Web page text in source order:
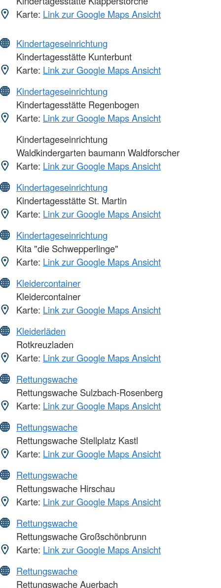
Karte: Link zur Google Maps Ansicht
Kindertageseinrichtung
Kindertagesstätte Kunterbunt
Karte: Link zur Google Maps Ansicht
Kindertageseinrichtung
Kindertagesstätte Regenbogen
Karte: Link zur Google Maps Ansicht
Kindertageseinrichtung
Waldkindergarten baumann Waldforscher
Karte: Link zur Google Maps Ansicht
Kindertageseinrichtung
Kindertagesstätte St. Martin
Karte: Link zur Google Maps Ansicht
Kindertageseinrichtung
Kita "die Schwepperlinge"
Karte: Link zur Google Maps Ansicht
Kleidercontainer
Kleidercontainer
Karte: Link zur Google Maps Ansicht
Kleiderläden
Rotkreuzladen
Karte: Link zur Google Maps Ansicht
Rettungswache
Rettungswache Sulzbach-Rosenberg
Karte: Link zur Google Maps Ansicht
Rettungswache
Rettungswache Stellplatz Kastl
Karte: Link zur Google Maps Ansicht
Rettungswache
Rettungswache Hirschau
Karte: Link zur Google Maps Ansicht
Rettungswache
Rettungswache Großschönbrunn
Karte: Link zur Google Maps Ansicht
Rettungswache
Rettungswache Auerbach